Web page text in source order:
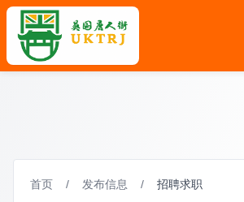
首页 / 发布信息 / 招聘求职